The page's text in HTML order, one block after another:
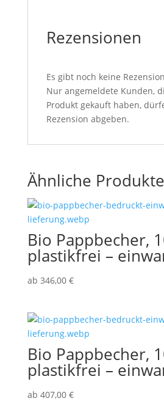
Rezensionen
Es gibt noch keine
Nur angemeldete Kunden,
Produkt gekauft haben,
Rezension abgeben.
Ähnliche Produkte
Bio Pappbecher,
plastikfrei –
ab 346,00 €
Bio Pappbecher,
plastikfrei –
ab 407,00 €